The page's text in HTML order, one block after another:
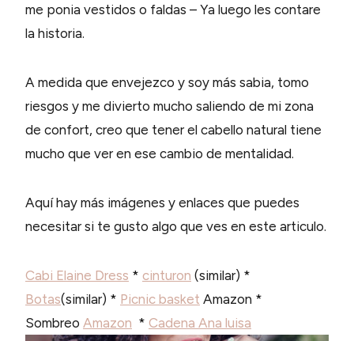
me ponia vestidos o faldas – Ya luego les contare
la historia.
A medida que envejezco y soy más sabia, tomo
riesgos y me divierto mucho saliendo de mi zona
de confort, creo que tener el cabello natural tiene
mucho que ver en ese cambio de mentalidad.
Aquí hay más imágenes y enlaces que puedes
necesitar si te gusto algo que ves en este articulo.
Cabi Elaine Dress * cinturon (similar) *
Botas(similar) * Picnic basket Amazon *
Sombreo Amazon * Cadena Ana luisa